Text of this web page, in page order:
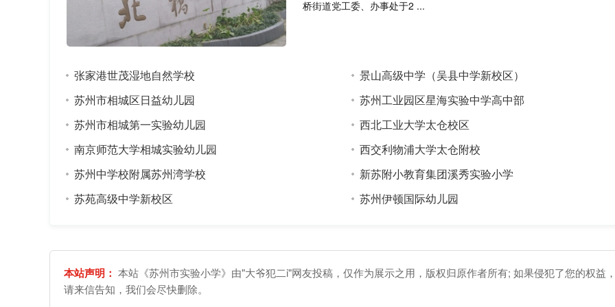
桥街道党工委、办事处于2 ...
张家港世茂湿地自然学校
苏州市相城区日益幼儿园
苏州市相城第一实验幼儿园
南京师范大学相城实验幼儿园
苏州中学校附属苏州湾学校
苏苑高级中学新校区
景山高级中学（吴县中学新校区）
苏州工业园区星海实验中学高中部
西北工业大学太仓校区
西交利物浦大学太仓附校
新苏附小教育集团溪秀实验小学
苏州伊顿国际幼儿园
本站声明： 本站《苏州市实验小学》由"大爷犯二i"网友投稿，仅作为展示之用，版权归原作者所有; 如果侵犯了您的权益
请来信告知，我们会尽快删除。